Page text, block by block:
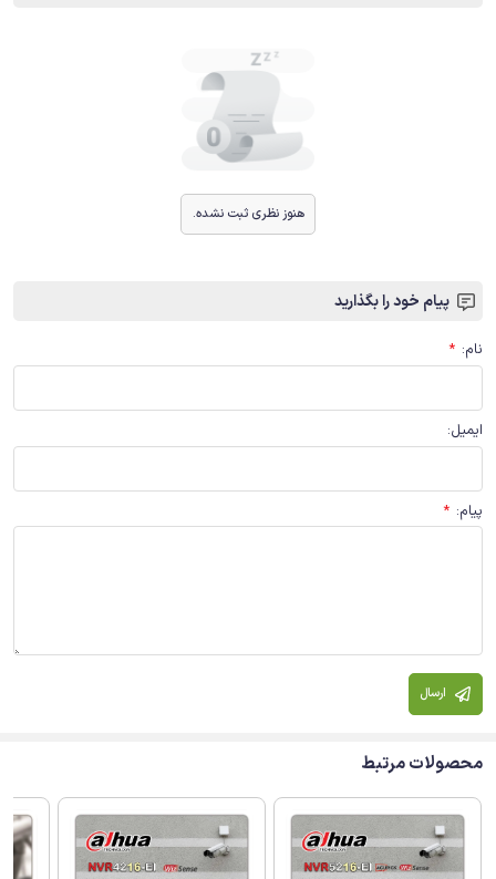
هنوز نظری ثبت نشده.
پیام خود را بگذارید
نام:
*
ایمیل:
پیام:
*
ارسال
محصولات مرتبط